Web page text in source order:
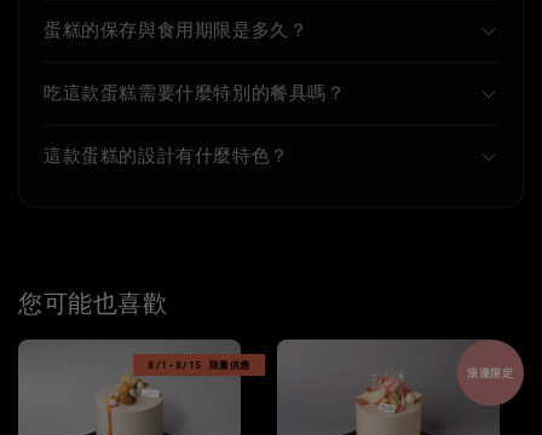
蛋糕的保存與食用期限是多久？
吃這款蛋糕需要什麼特別的餐具嗎？
這款蛋糕的設計有什麼特色？
您可能也喜歡
8/1-8/15 限量供應
浪漫限定